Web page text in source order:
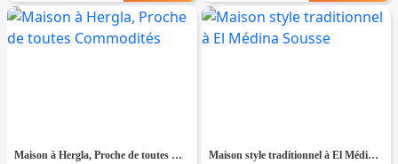
Maison à Hergla, Proche de toutes Commodités Maison style traditionnel à El Médina Sousse